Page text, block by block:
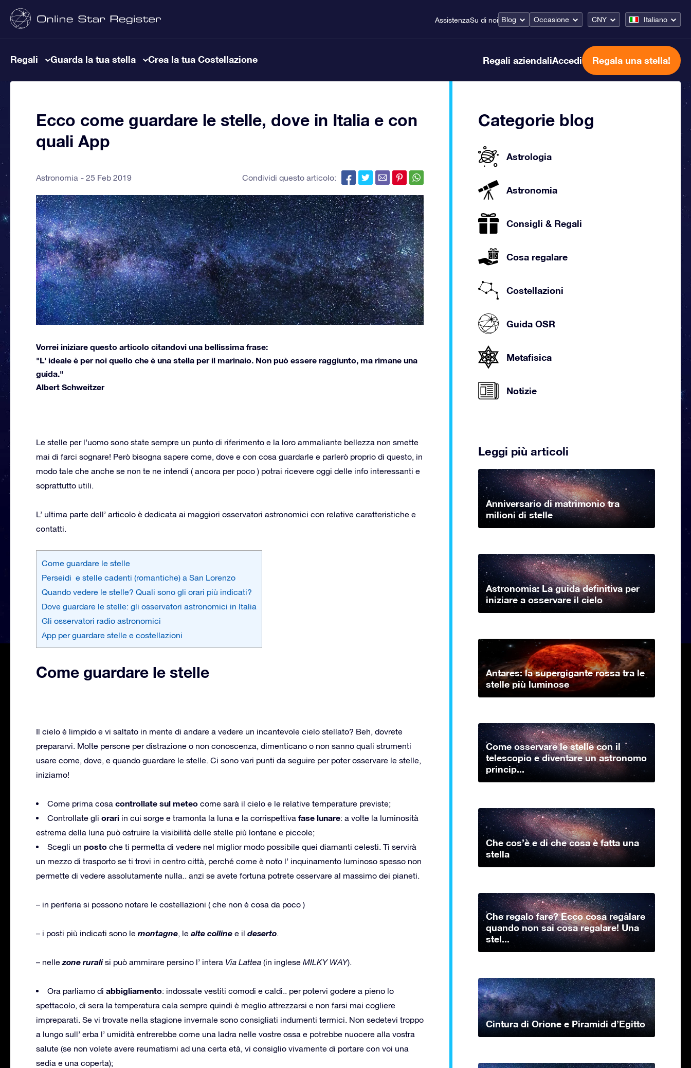
AssistenzaSu di noi Blog Occasione CNY Italiano
Regali Guarda la tua stella Crea la tua Costellazione Regali aziendaliAccedi Regala una stella!
Ecco come guardare le stelle, dove in Italia e con
quali App
Astronomia 25 Feb 2019 Condividi questo articolo:
Vorrei iniziare questo articolo citandovi una bellissima frase:
"L' ideale è per noi quello che è una stella per il marinaio. Non può essere raggiunto, ma rimane una
guida."
Albert Schweitzer
Le stelle per l’uomo sono state sempre un punto di riferimento e la loro ammaliante bellezza non smette
mai di farci sognare! Però bisogna sapere come, dove e con cosa guardarle e parlerò proprio di questo, in
modo tale che anche se non te ne intendi ( ancora per poco ) potrai ricevere oggi delle info interessanti e
soprattutto utili.
L’ ultima parte dell’ articolo è dedicata ai maggiori osservatori astronomici con relative caratteristiche e
contatti.
Come guardare le stelle
Perseidi e stelle cadenti (romantiche) a San Lorenzo
Quando vedere le stelle? Quali sono gli orari più indicati?
Dove guardare le stelle: gli osservatori astronomici in Italia
Gli osservatori radio astronomici
App per guardare stelle e costellazioni
Come guardare le stelle
Il cielo è limpido e vi saltato in mente di andare a vedere un incantevole cielo stellato? Beh, dovrete
prepararvi. Molte persone per distrazione o non conoscenza, dimenticano o non sanno quali strumenti
usare come, dove, e quando guardare le stelle. Ci sono vari punti da seguire per poter osservare le stelle,
iniziamo!
Come prima cosa controllate sul meteo come sarà il cielo e le relative temperature previste;
Controllate gli orari in cui sorge e tramonta la luna e la corrispettiva fase lunare: a volte la luminosità
estrema della luna può ostruire la visibilità delle stelle più lontane e piccole;
Scegli un posto che ti permetta di vedere nel miglior modo possibile quei diamanti celesti. Ti servirà
un mezzo di trasporto se ti trovi in centro città, perché come è noto l’ inquinamento luminoso spesso non
permette di vedere assolutamente nulla.. anzi se avete fortuna potrete osservare al massimo dei pianeti.
– in periferia si possono notare le costellazioni ( che non è cosa da poco )
– i posti più indicati sono le montagne, le alte colline e il deserto.
– nellezone ruralisi può ammirare persino l’ intera Via Lattea (in inglese MILKY WAY).
Ora parliamo di abbigliamento: indossate vestiti comodi e caldi.. per potervi godere a pieno lo
spettacolo, di sera la temperatura cala sempre quindi è meglio attrezzarsi e non farsi mai cogliere
impreparati. Se vi trovate nella stagione invernale sono consigliati indumenti termici. Non sedetevi troppo
a lungo sull’ erba l’ umidità entrerebbe come una ladra nelle vostre ossa e potrebbe nuocere alla vostra
salute (se non volete avere reumatismi ad una certa età, vi consiglio vivamente di portare con voi una
sedia e una coperta);
Categorie blog
Astrologia
Astronomia
Consigli & Regali
Cosa regalare
Costellazioni
Guida OSR
Metafisica
Notizie
Leggi più articoli
Anniversario di matrimonio tra
milioni di stelle
Astronomia: La guida definitiva per
iniziare a osservare il cielo
Antares: la supergigante rossa tra le
stelle più luminose
Come osservare le stelle con il
telescopio e diventare un astronomo
princip...
Che cos’è e di che cosa è fatta una
stella
Che regalo fare? Ecco cosa regalare
quando non sai cosa regalare! Una
stel...
Cintura di Orione e Piramidi d’Egitto